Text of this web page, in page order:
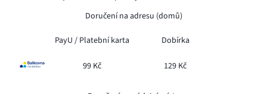
Doručení na adresu (domů)
PayU / Platební karta Dobírka
99 Kč 129 Kč